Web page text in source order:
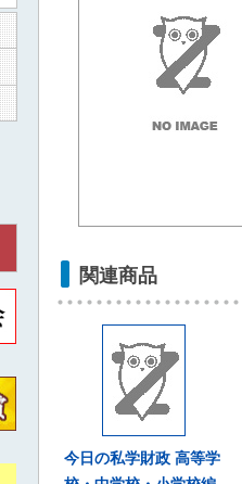
関連商品
今日の私学財政 高等学